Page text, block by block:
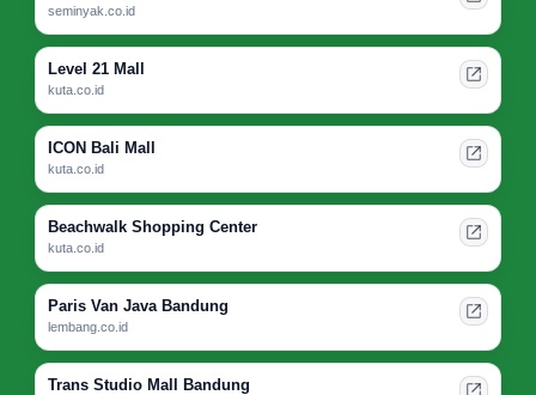
seminyak.co.id
Level 21 Mall
kuta.co.id
ICON Bali Mall
kuta.co.id
Beachwalk Shopping Center
kuta.co.id
Paris Van Java Bandung
lembang.co.id
Trans Studio Mall Bandung